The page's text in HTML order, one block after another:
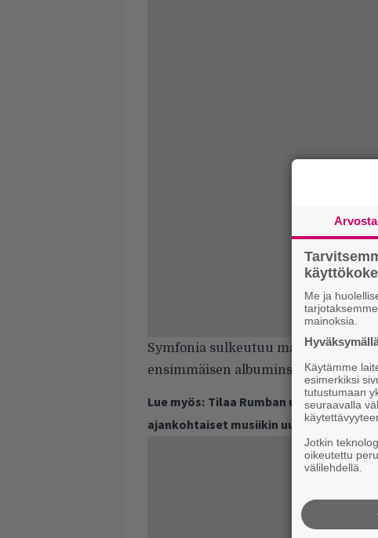
Symfonia sulkeutuu marraskuussa
ensimmäisen albuminsa keväällä
Lue myös: Tilaa Rumban uutiskirje ja
ajankohtaiset musiikin uutiset ja
Me ja
mainoksia.
Käytämme
esimerkiksi
tutustumaan
seuraavalla
Jotkin
oikeutettu
välilehdellä.